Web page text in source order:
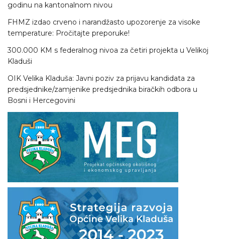
godinu na kantonalnom nivou
FHMZ izdao crveno i narandžasto upozorenje za visoke
temperature: Pročitajte preporuke!
300.000 KM s federalnog nivoa za četiri projekta u Velikoj
Kladuši
OIK Velika Kladuša: Javni poziv za prijavu kandidata za
predsjednike/zamjenike predsjednika biračkih odbora u
Bosni i Hercegovini